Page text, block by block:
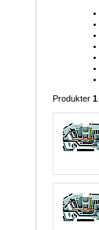
Produkter 1